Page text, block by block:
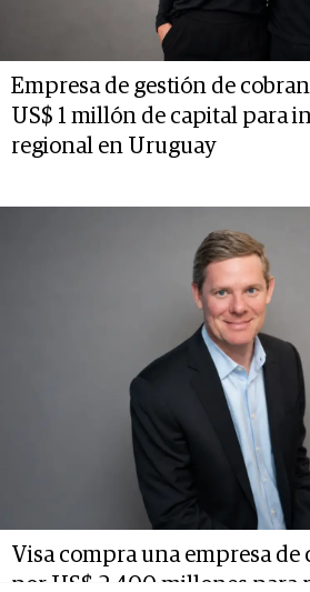
Empresa de gestión de
US$ 1 millón de capital para
regional en Uruguay
Visa compra una empresa de
por US$ 2.400 millones para